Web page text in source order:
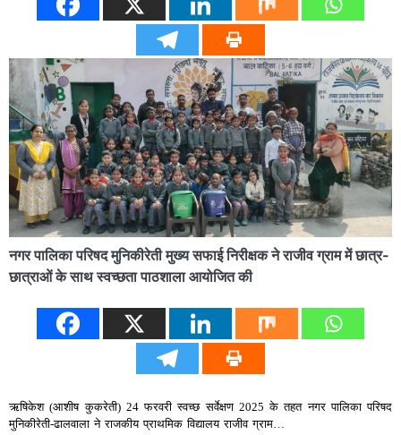
नगर पालिका परिषद मुनिकीरेती मुख्य सफाई निरीक्षक ने राजीव ग्राम में छात्र-
छात्राओं के साथ स्वच्छता पाठशाला आयोजित की
ऋषिकेश (आशीष कुकरेती) 24 फरवरी स्वच्छ सर्वेक्षण 2025 के तहत नगर पालिका परिषद
मुनिकीरेती-ढालवाला ने राजकीय प्राथमिक विद्यालय राजीव ग्राम…